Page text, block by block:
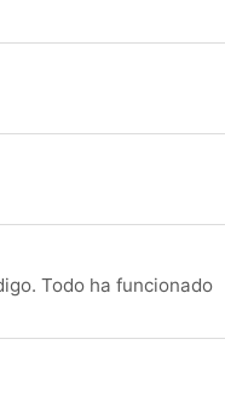
Todo ha funcionado